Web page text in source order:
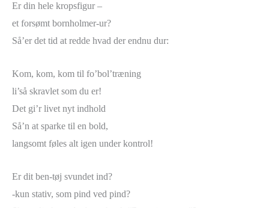
Er din hele kropsfigur –
et forsømt bornholmer-ur?
Så’er det tid at redde hvad der endnu dur:
Kom, kom, kom til fo’bol’træning
li’så skravlet som du er!
Det gi’r livet nyt indhold
Så’n at sparke til en bold,
langsomt føles alt igen under kontrol!
Er dit ben-tøj svundet ind?
-kun stativ, som pind ved pind?